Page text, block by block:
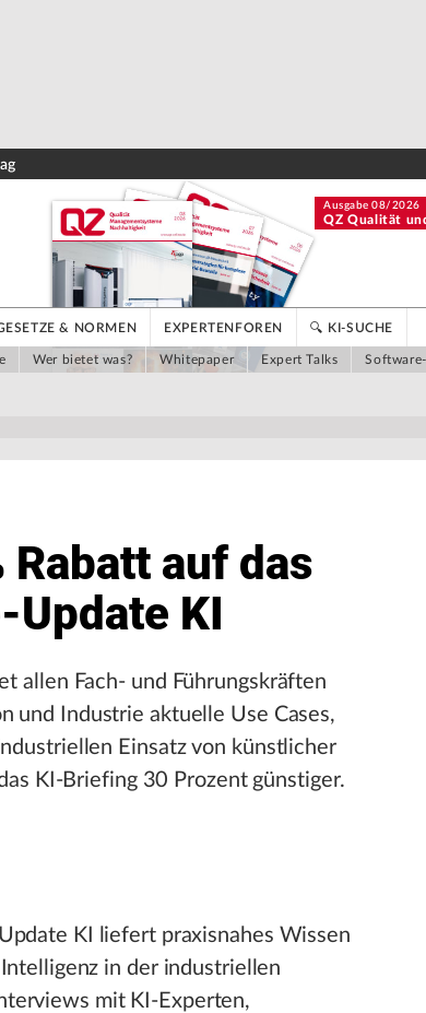
Ausgabe 08/2026
QZ Qualität
& NORMEN EXPERTENFOREN 🔍 KI-SUCHE
Wer bietet was? Whitepaper Expert Talks
Rabatt auf das
KI
allen Fach- und Führungskräften
und Industrie aktuelle Use Cases,
Einsatz von künstlicher
KI-Briefing 30 Prozent günstiger.
KI liefert praxisnahes Wissen
in der industriellen
mit KI-Experten,